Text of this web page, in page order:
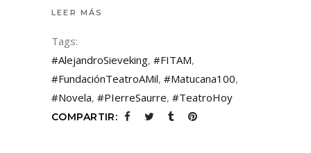
LEER MÁS
Tags:
#AlejandroSieveking, #FITAM,
#FundaciónTeatroAMil, #Matucana100,
#Novela, #PIerreSaurre, #TeatroHoy
COMPARTIR: